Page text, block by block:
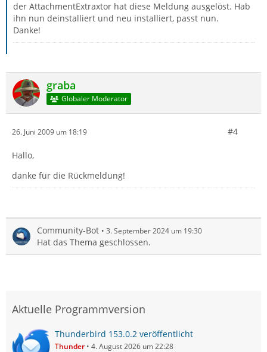
der AttachmentExtraxtor hat diese Meldung ausgelöst. Hab
ihn nun deinstalliert und neu installiert, passt nun.
Danke!
graba
Globaler Moderator
26. Juni 2009 um 18:19 #4
Hallo,
danke für die Rückmeldung!
Community-Bot 3. September 2024 um 19:30
Hat das Thema geschlossen.
Aktuelle Programmversion
Thunderbird 153.0.2 veröffentlicht
Thunder 4. August 2026 um 22:28